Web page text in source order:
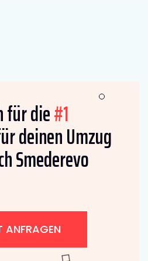
für die#1
deinen Umzug
Smederevo
ANFRAGEN